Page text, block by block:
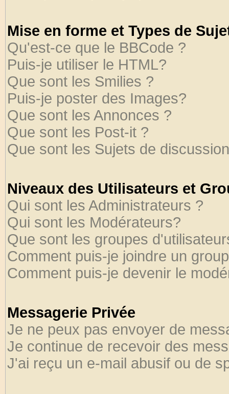
Mise en forme et Types de
Qu'est-ce que le BBCode ?
Puis-je utiliser le HTML?
Que sont les Smilies ?
Puis-je poster des Images?
Que sont les Annonces ?
Que sont les Post-it ?
Que sont les Sujets de
Niveaux des Utilisateurs et
Qui sont les Administrateurs ?
Qui sont les Modérateurs?
Que sont les groupes
Comment puis-je joindre un
Comment puis-je devenir le
Messagerie Privée
Je ne peux pas envoyer de
Je continue de recevoir des
J'ai reçu un e-mail abusif ou de